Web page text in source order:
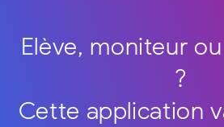
Elève, moniteur
?
Cette application